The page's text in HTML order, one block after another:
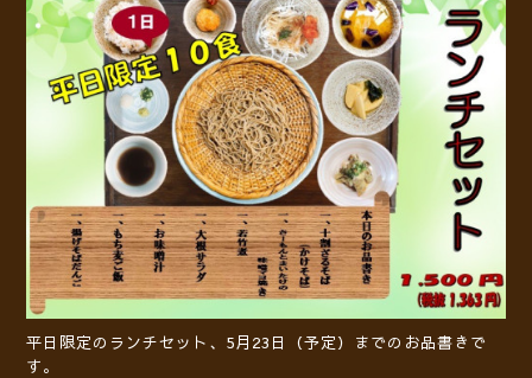
平日限定のランチセット、5月23日（予定）までのお品書きで
す。